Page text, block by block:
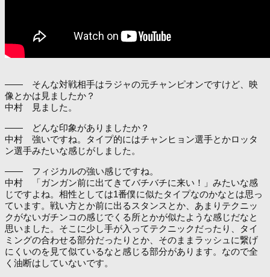
―― そんな対戦相手はラジャの元チャンピオンですけど、映
像とかは見ましたか？
中村 見ました。
―― どんな印象がありましたか？
中村 強いですね。タイプ的にはチャンヒョン選手とかロッタ
ン選手みたいな感じがしました。
―― フィジカルの強い感じですね。
中村 「ガンガン前に出てきてバチバチに来い！」みたいな感
じですよね。相性としては1番僕に似たタイプなのかなとは思っ
ています。戦い方とか前に出るスタンスとか、あまりテクニッ
クがないガチンコの感じでくる所とかが似たような感じだなと
思いました。そこに少し手が入ってテクニックだったり、タイ
ミングの合わせる部分だったりとか、そのままラッシュに繋げ
にくいのを見て似ているなと感じる部分があります。なので全
く油断はしていないです。